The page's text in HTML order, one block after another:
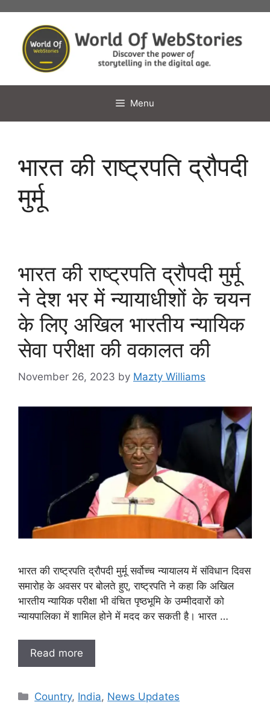
content
Menu
भारत की राष्ट्रपति द्रौपदी
मुर्मू
भारत की राष्ट्रपति द्रौपदी मुर्मू
ने देश भर में न्यायाधीशों के चयन
के लिए अखिल भारतीय न्यायिक
सेवा परीक्षा की वकालत की
November 26, 2023 by Mazty Williams
भारत की राष्ट्रपति द्रौपदी मुर्मू सर्वोच्च न्यायालय में संविधान दिवस
समारोह के अवसर पर बोलते हुए, राष्ट्रपति ने कहा कि अखिल
भारतीय न्यायिक परीक्षा भी वंचित पृष्ठभूमि के उम्मीदवारों को
न्यायपालिका में शामिल होने में मदद कर सकती है। भारत …
Read more
Categories
Country, India, News Updates